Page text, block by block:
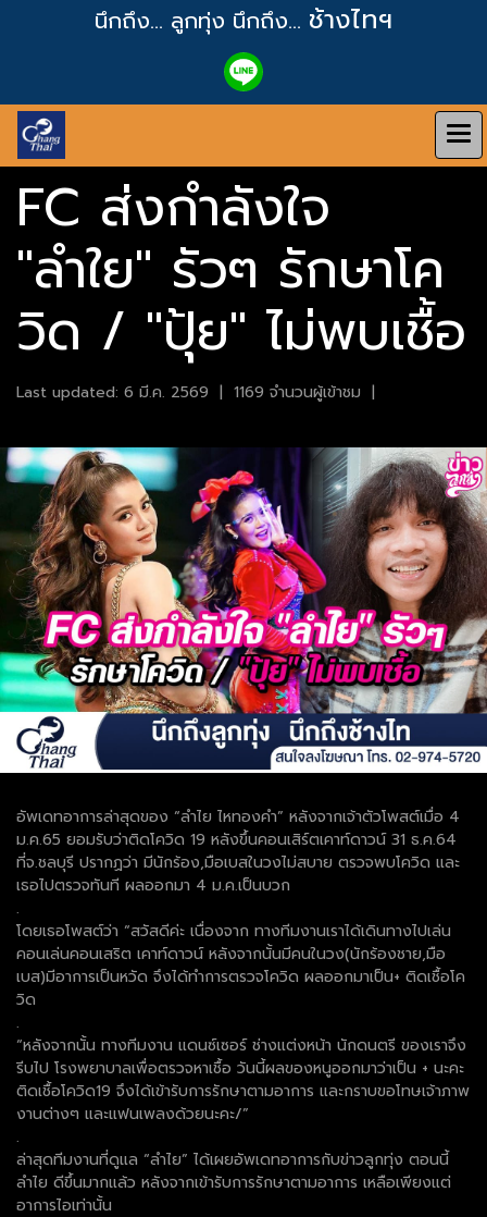
นึกถึง... ลูกทุ่ง นึกถึง... ช้างไทฯ
FC ส่งกำลังใจ
"ลำใย" รัวๆ รักษาโค
วิด / "ปุ้ย" ไม่พบเชื้อ
Last updated: 6 มี.ค. 2569 | 1169 จำนวนผู้เข้าชม |
อัพเดทอาการล่าสุดของ “ลำไย ไหทองคำ” หลังจากเจ้าตัวโพสต์เมื่อ 4
ม.ค.65 ยอมรับว่าติดโควิด 19 หลังขึ้นคอนเสิร์ตเคาท์ดาวน์ 31 ธ.ค.64
ที่จ.ชลบุรี ปรากฏว่า มีนักร้อง,มือเบสในวงไม่สบาย ตรวจพบโควิด และ
เธอไปตรวจทันที ผลออกมา 4 ม.ค.เป็นบวก
.
โดยเธอโพสต์ว่า “สวัสดีค่ะ เนื่องจาก ทางทีมงานเราได้เดินทางไปเล่น
คอนเล่นคอนเสริต เคาท์ดาวน์ หลังจากนั้นมีคนในวง(นักร้องชาย,มือ
เบส)มีอาการเป็นหวัด จึงได้ทำการตรวจโควิด ผลออกมาเป็น+ ติดเชื้อโค
วิด
.
“หลังจากนั้น ทางทีมงาน แดนซ์เซอร์ ช่างแต่งหน้า นักดนตรี ของเราจึง
รีบไป โรงพยาบาลเพื่อตรวจหาเชื้อ วันนี้ผลของหนูออกมาว่าเป็น + นะคะ
ติดเชื้อโควิด19 จึงได้เข้ารับการรักษาตามอาการ และกราบขอโทษเจ้าภาพ
งานต่างๆ และแฟนเพลงด้วยนะคะ/”
.
ล่าสุดทีมงานที่ดูแล “ลำไย” ได้เผยอัพเดทอาการกับข่าวลูกทุ่ง ตอนนี้
ลำไย ดีขึ้นมากแล้ว หลังจากเข้ารับการรักษาตามอาการ เหลือเพียงแต่
อาการไอเท่านั้น